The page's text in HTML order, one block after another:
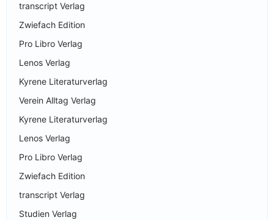
transcript Verlag
Zwiefach Edition
Pro Libro Verlag
Lenos Verlag
Kyrene Literaturverlag
Verein Alltag Verlag
Kyrene Literaturverlag
Lenos Verlag
Pro Libro Verlag
Zwiefach Edition
transcript Verlag
Studien Verlag